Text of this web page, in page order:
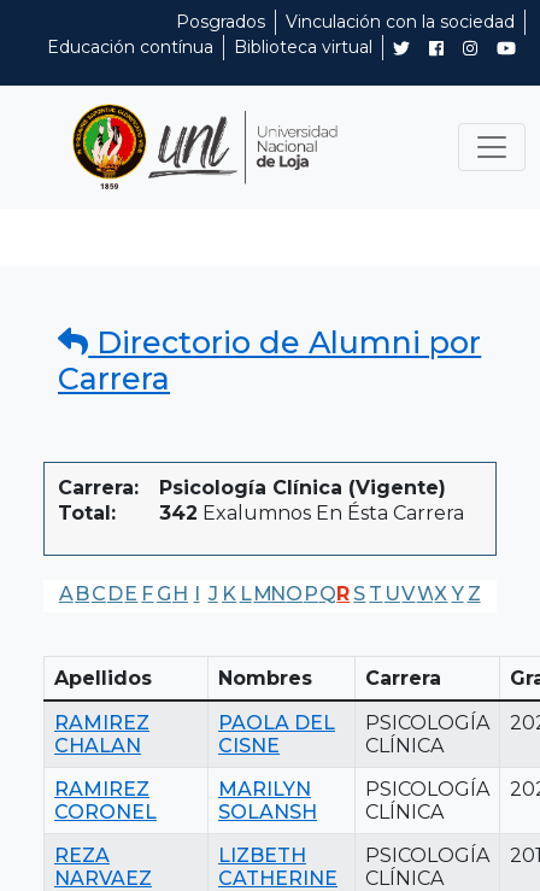
Posgrados
Vinculación con la sociedad
Educación contínua
Biblioteca virtual
Directorio de Alumni por
Carrera
Carrera:
Psicología Clínica (Vigente)
Total:
342 Exalumnos En Ésta Carrera
A BC DE F G H I J K LMNO PQR S T UVWX Y Z
Apellidos Nombres Carrera
RAMIREZ
CHALAN
PAOLA DEL
CISNE
PSICOLOGÍA
CLÍNICA
RAMIREZ
CORONEL
MARILYN
SOLANSH
PSICOLOGÍA
CLÍNICA
REZA
NARVAEZ
LIZBETH
CATHERINE
PSICOLOGÍA
CLÍNICA